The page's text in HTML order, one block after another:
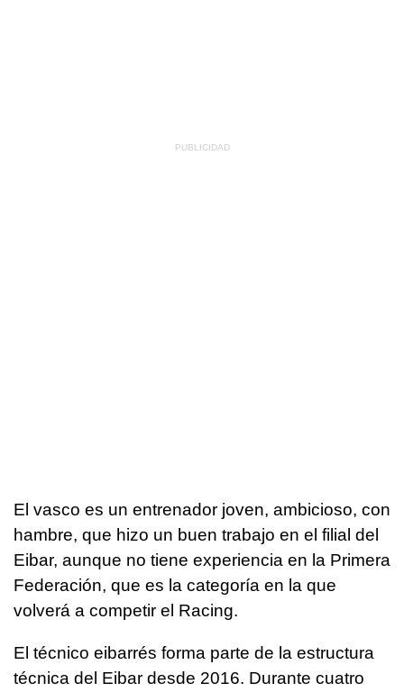
El vasco es un entrenador joven, ambicioso, con
hambre, que hizo un buen trabajo en el filial del
Eibar, aunque no tiene experiencia en la Primera
Federación, que es la categoría en la que
volverá a competir el Racing.
El técnico eibarrés forma parte de la estructura
técnica del Eibar desde 2016. Durante cuatro